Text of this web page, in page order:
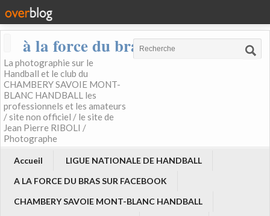
à la force du bras
La photographie sur le
Handball et le club du
CHAMBERY SAVOIE MONT-
BLANC HANDBALL les
professionnels et les amateurs
/ site non officiel / le site de
Jean Pierre RIBOLI /
Photographe
Accueil
LIGUE NATIONALE DE HANDBALL
A LA FORCE DU BRAS SUR FACEBOOK
CHAMBERY SAVOIE MONT-BLANC HANDBALL